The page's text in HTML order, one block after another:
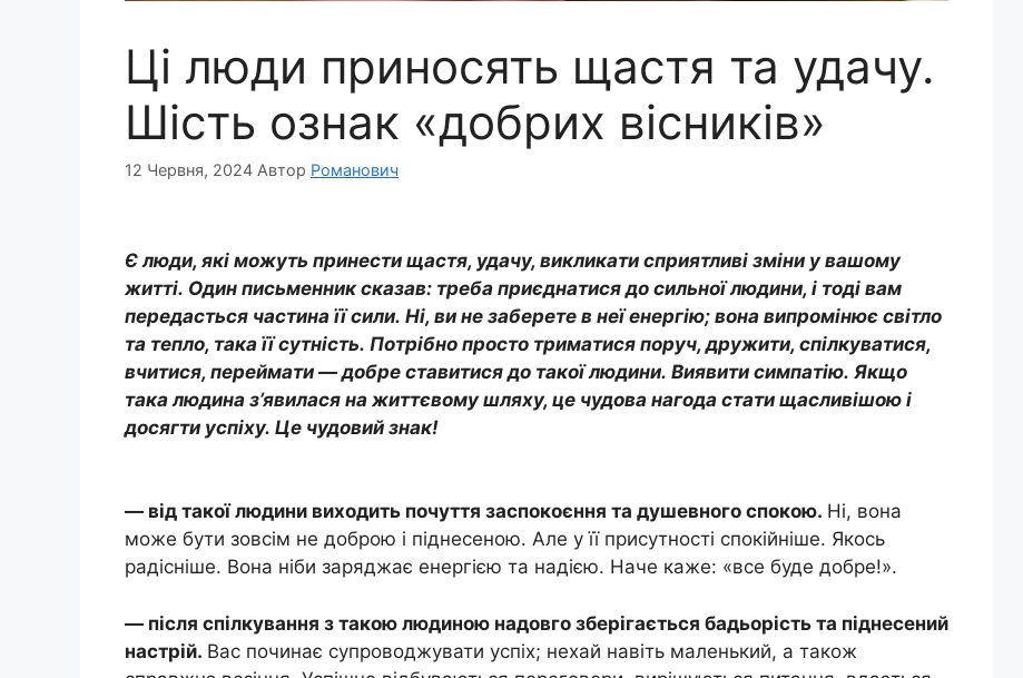
Ці люди приносять щастя та удачу.
Шість ознак «добрих вісників»
12 Червня, 2024 Автор Романович
Є люди, які можуть принести щастя, удачу, викликати сприятливі зміни у вашому
житті. Один письменник сказав: треба приєднатися до сильної людини, і тоді вам
передасться частина її сили. Ні, ви не заберете в неї енергію; вона випромінює світло
та тепло, така її сутність. Потрібно просто триматися поруч, дружити, спілкуватися,
вчитися, переймати — добре ставитися до такої людини. Виявити симпатію. Якщо
така людина з’явилася на життєвому шляху, це чудова нагода стати щасливішою і
досягти успіху. Це чудовий знак!
— від такої людини виходить почуття заспокоєння та душевного спокою. Ні, вона
може бути зовсім не доброю і піднесеною. Але у її присутності спокійніше. Якось
радісніше. Вона ніби заряджає енергією та надією. Наче каже: «все буде добре!».
— після спілкування з такою людиною надовго зберігається бадьорість та піднесений
настрій. Вас починає супроводжувати успіх; нехай навіть маленький, а також